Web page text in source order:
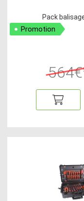
Pack
Promotion
564€